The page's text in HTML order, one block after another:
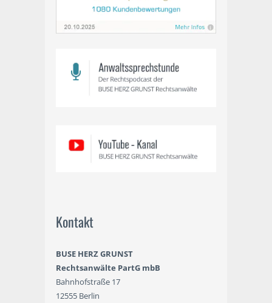
Kontakt
BUSE HERZ GRUNST
Rechtsanwälte PartG mbB
Bahnhofstraße 17
12555 Berlin